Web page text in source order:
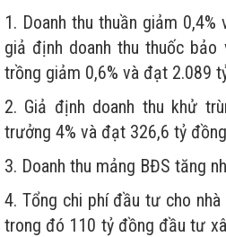
1. Doanh thu thuần giảm
giả định doanh thu thuốc
trồng giảm 0,6% và đạt 2.089
2. Giả định doanh thu khử
trưởng 4% và đạt 326,6 tỷ
3. Doanh thu mảng BĐS tăng
4. Tổng chi phí đầu tư cho
trong đó 110 tỷ đồng đầu tư